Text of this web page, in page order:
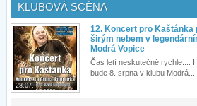
KLUBOVÁ SCÉNA
28.07.
12. Koncert pro Kaštánka
širým nebem v
Modrá Vopice
Čas letí neskutečně rychle.... I
bude 8. srpna v klubu Modrá...